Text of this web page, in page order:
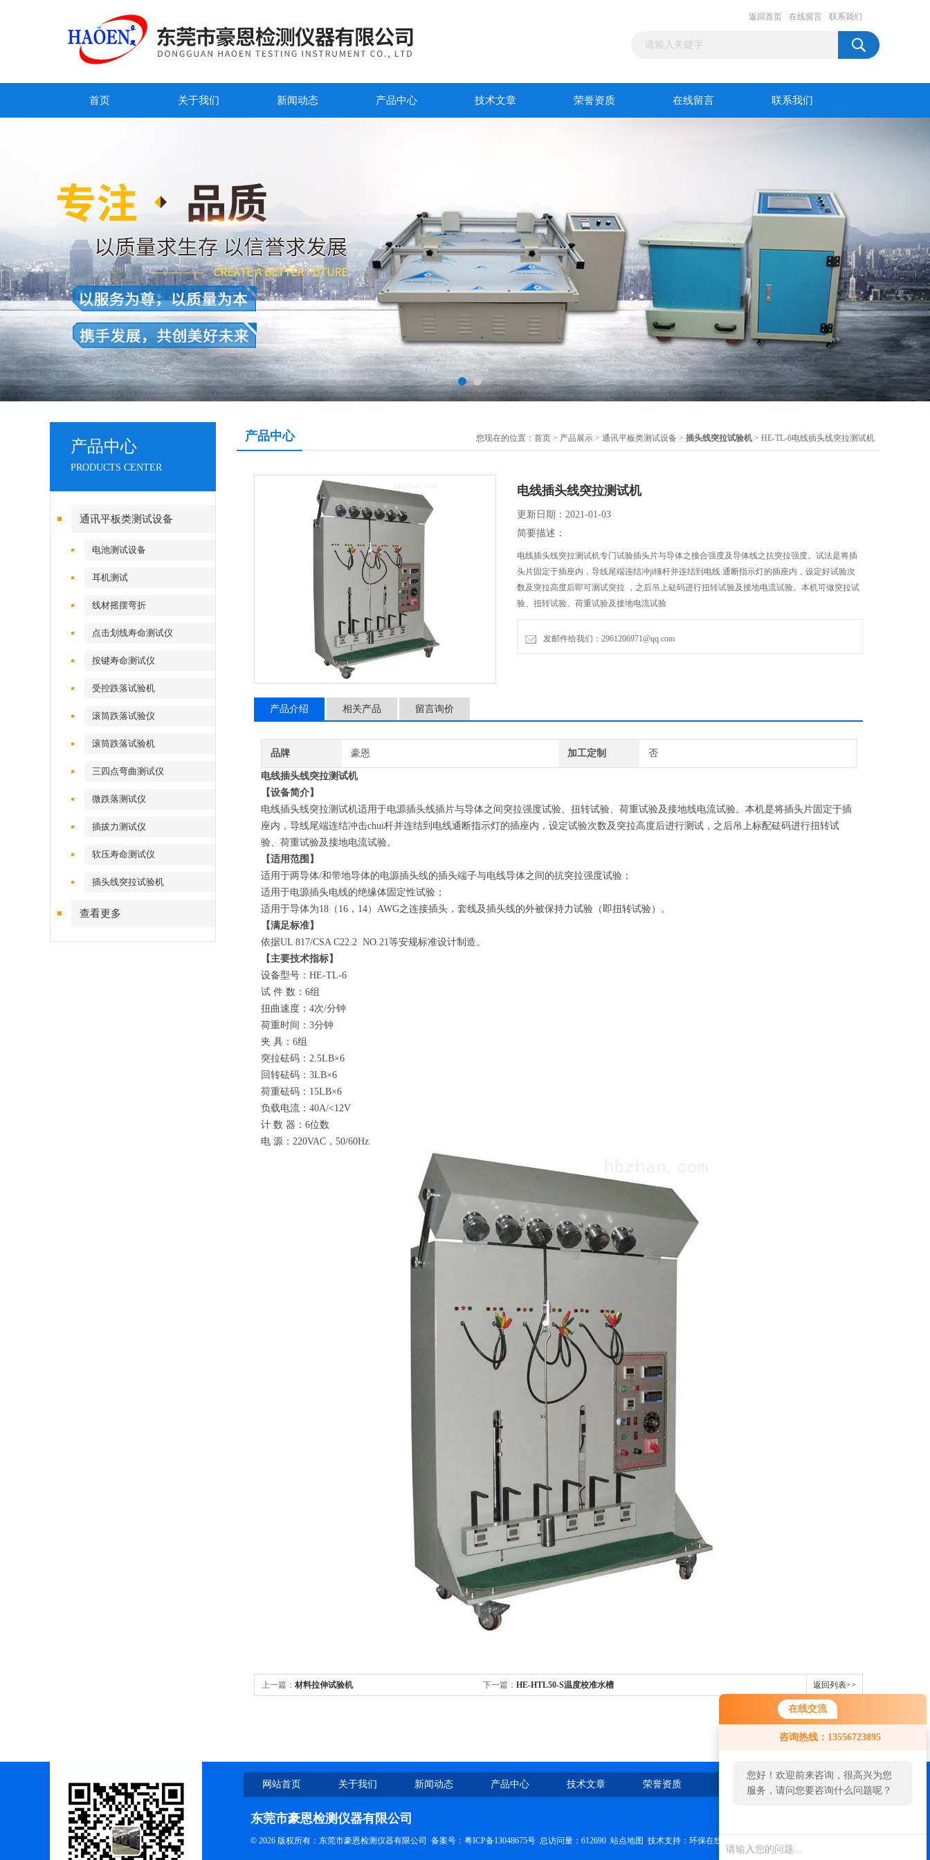
在线交流
咨询热线：13556723895
您好！欢迎前来咨询，很高兴为您
服务，请问您要咨询什么问题呢？
返回首页 在线留言 联系我们
首页 关于我们 新闻动态 产品中心 技术文章 荣誉资质 在线留言 联系我们
产品中心
PRODUCTS CENTER
通讯平板类测试设备
电池测试设备
耳机测试
线材摇摆弯折
点击划线寿命测试仪
按键寿命测试仪
受控跌落试验机
滚筒跌落试验仪
滚筒跌落试验机
三四点弯曲测试仪
微跌落测试仪
插拔力测试仪
软压寿命测试仪
插头线突拉试验机
查看更多
产品中心 您现在的位置： 首页 > 产品展示 > 通讯平板类测试设备 > 插头线突拉试验机 > HE-TL-6电线插头线突拉测试机
电线插头线突拉测试机
更新日期：2021-01-03
简要描述：
电线插头线突拉测试机专门试验插头片与导体之接合强度及导体线之抗突拉强度。试法是将插
头片固定于插座内，导线尾端连结冲ji锤杆并连结到电线 通断指示灯的插座内，设定好试验次
数及突拉高度后即可测试突拉 ，之后吊上砝码进行扭转试验及接地电流试验。本机可做突拉试
验、扭转试验、荷重试验及接地电流试验
发邮件给我们：2961206971@qq.com
产品介绍 相关产品 留言询价
品牌 豪恩 加工定制 否
电线插头线突拉测试机
【设备简介】
电线插头线突拉测试机适用于电源插头线插片与导体之间突拉强度试验、扭转试验、荷重试验及接地线电流试验。本机是将插头片固定于插
座内，导线尾端连结冲击chui杆并连结到电线通断指示灯的插座内，设定试验次数及突拉高度后进行测试，之后吊上标配砝码进行扭转试
验、荷重试验及接地电流试验。
【适用范围】
适用于两导体/和带地导体的电源插头线的插头端子与电线导体之间的抗突拉强度试验；
适用于电源插头电线的绝缘体固定性试验；
适用于导体为18（16，14）AWG之连接插头，套线及插头线的外被保持力试验（即扭转试验）。
【满足标准】
依据UL 817/CSA C22.2 NO.21等安规标准设计制造。
【主要技术指标】
设备型号：HE-TL-6
试 件 数：6组
扭曲速度：4次/分钟
荷重时间：3分钟
夹 具：6组
突拉砝码：2.5LB×6
回转砝码：3LB×6
荷重砝码：15LB×6
负载电流：40A/<12V
计 数 器：6位数
电 源：220VAC，50/60Hz
上一篇： 材料拉伸试验机 下一篇： HE-HTL50-S温度校准水槽 返回列表>>
网站首页 关于我们 新闻动态 产品中心 技术文章 荣誉资质 在线留言 联系我们
东莞市豪恩检测仪器有限公司
© 2026 版权所有：东莞市豪恩检测仪器有限公司 备案号：粤ICP备13048675号 总访问量：612690 站点地图 技术支持： 环保在线